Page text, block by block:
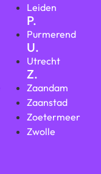
Leiden
P.
Purmerend
U.
Utrecht
Z.
Zaandam
Zaanstad
Zoetermeer
Zwolle